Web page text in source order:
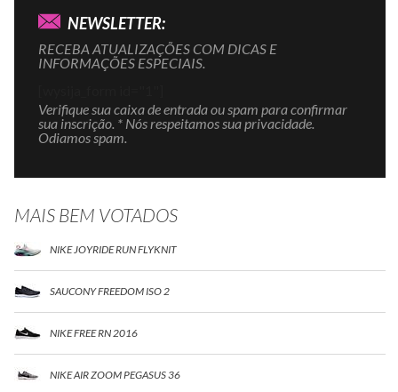
NEWSLETTER:
RECEBA ATUALIZAÇÕES COM DICAS E
INFORMAÇÕES ESPECIAIS.
Verifique sua caixa de entrada ou spam para confirmar
sua inscrição. * Nós respeitamos sua privacidade.
Odiamos spam.
MAIS BEM VOTADOS
NIKE JOYRIDE RUN FLYKNIT
SAUCONY FREEDOM ISO 2
NIKE FREE RN 2016
NIKE AIR ZOOM PEGASUS 36